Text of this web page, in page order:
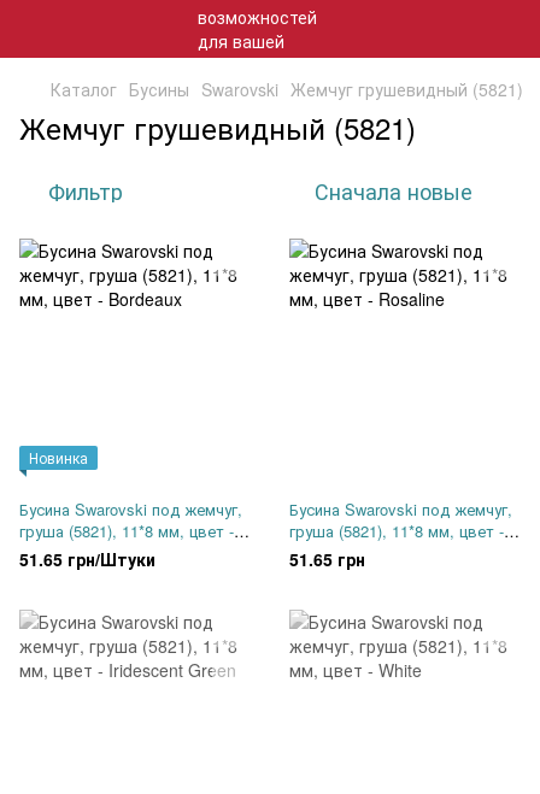
Каталог Бусины Swarovski Жемчуг грушевидный (5821)
Жемчуг грушевидный (5821)
Фильтр Сначала новые
Новинка
Бусина Swarovski под жемчуг,
груша (5821), 11*8 мм, цвет -
Bordeaux
51.65 грн/Штуки
Бусина Swarovski под жемчуг,
груша (5821), 11*8 мм, цвет -
Rosaline
51.65 грн